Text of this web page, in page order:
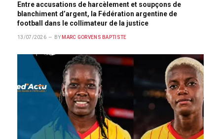
Entre accusations de harcèlement et soupçons de
blanchiment d’argent, la Fédération argentine de
football dans le collimateur de la justice
13/07/2026 BY MARC GORVENS BAPTISTE